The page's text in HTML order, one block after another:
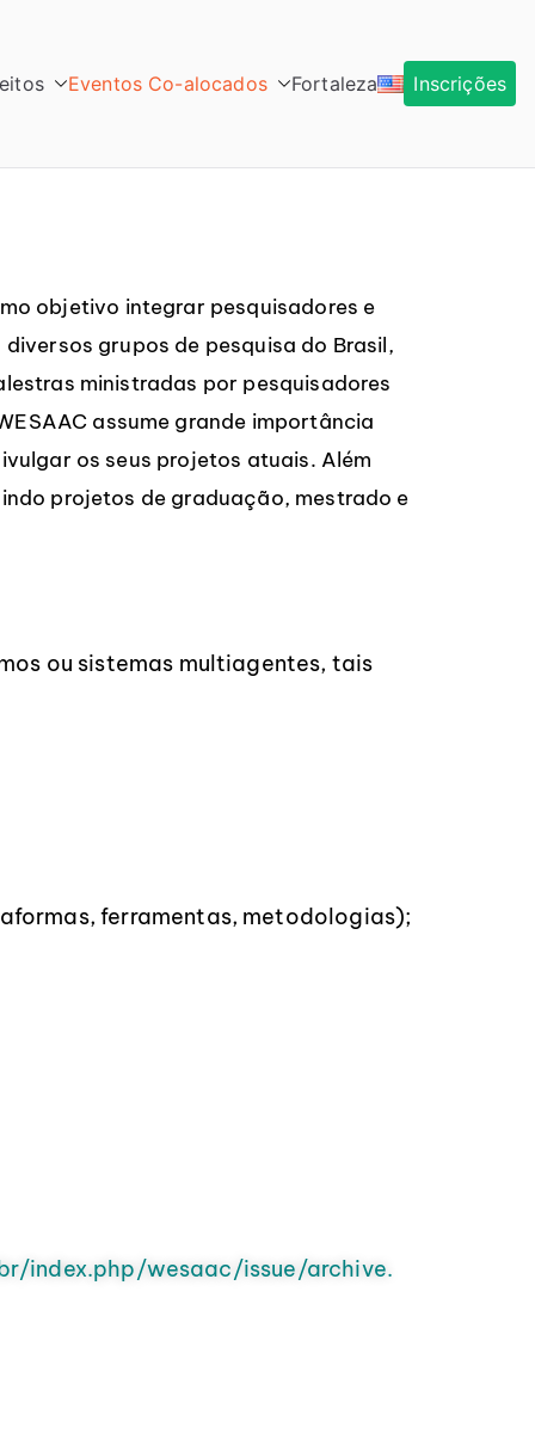
Eventos Co-alocados Fortaleza Inscrições
objetivo integrar pesquisadores e
grupos de pesquisa do Brasil,
ministradas por pesquisadores
assume grande importância
os seus projetos atuais. Além
projetos de graduação, mestrado e
ou sistemas multiagentes, tais
ferramentas, metodologias);
index.php/wesaac/issue/archive.